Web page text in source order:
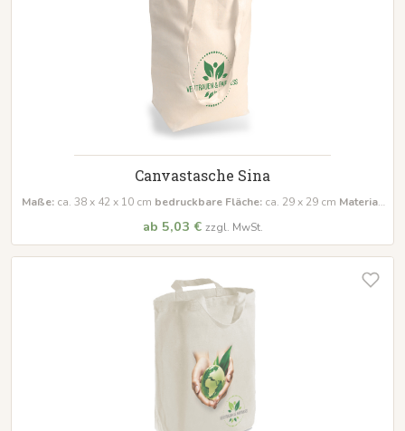
Canvastasche Sina
Maße:ca. 38 x 42 x 10 cm bedruckbare Fläche:ca. 29 x 29 cm Material:
ab 5,03 € zzgl. MwSt.